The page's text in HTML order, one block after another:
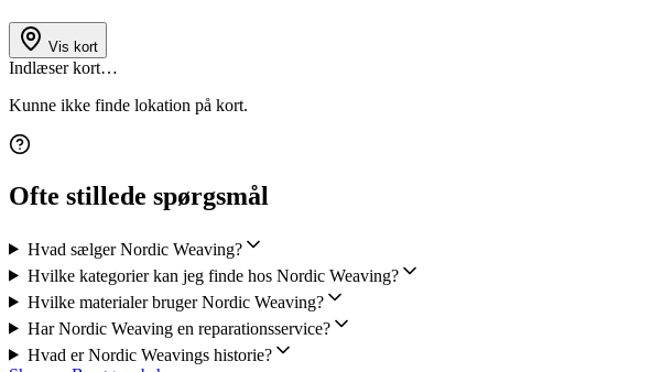
Vis kort
Indlæser kort…
Kunne ikke finde lokation på kort.
Ofte stillede spørgsmål
Hvad sælger Nordic Weaving?
Hvilke kategorier kan jeg finde hos Nordic Weaving?
Hvilke materialer bruger Nordic Weaving?
Har Nordic Weaving en reparationsservice?
Hvad er Nordic Weavings historie?